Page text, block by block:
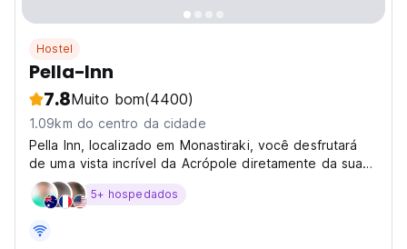
Hostel
Pella-Inn
7.8Muito bom(4400)
1.09km do centro da cidade
Pella Inn, localizado em Monastiraki, você desfrutará
de uma vista incrível da Acrópole diretamente da sua
varanda e terá acesso imediato a todos os pontos
históricos de Atenas, como a Acrópole.
5+ hospedados